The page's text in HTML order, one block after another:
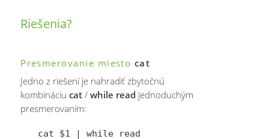
Riešenia?
Presmerovanie miesto cat
Jedno z riešení je nahradiť zbytočnú
kombináciucat /while read jednoduchým
presmerovaním:
cat $1 | while read